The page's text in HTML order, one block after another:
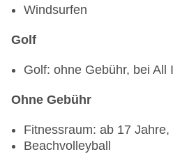
Windsurfen
Golf
Golf: ohne Gebühr, bei All
Ohne Gebühr
Fitnessraum: ab 17 Jahre,
Beachvolleyball